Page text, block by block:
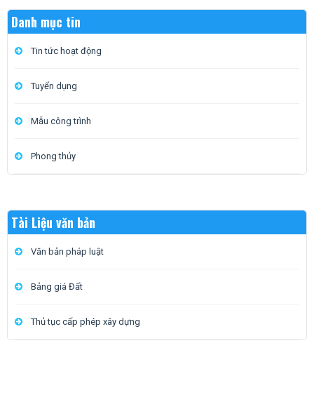
Danh mục tin
Tin tức hoạt động
Tuyển dụng
Mẫu công trình
Phong thủy
Tài Liệu văn bản
Văn bản pháp luật
Bảng giá Đất
Thủ tục cấp phép xây dựng